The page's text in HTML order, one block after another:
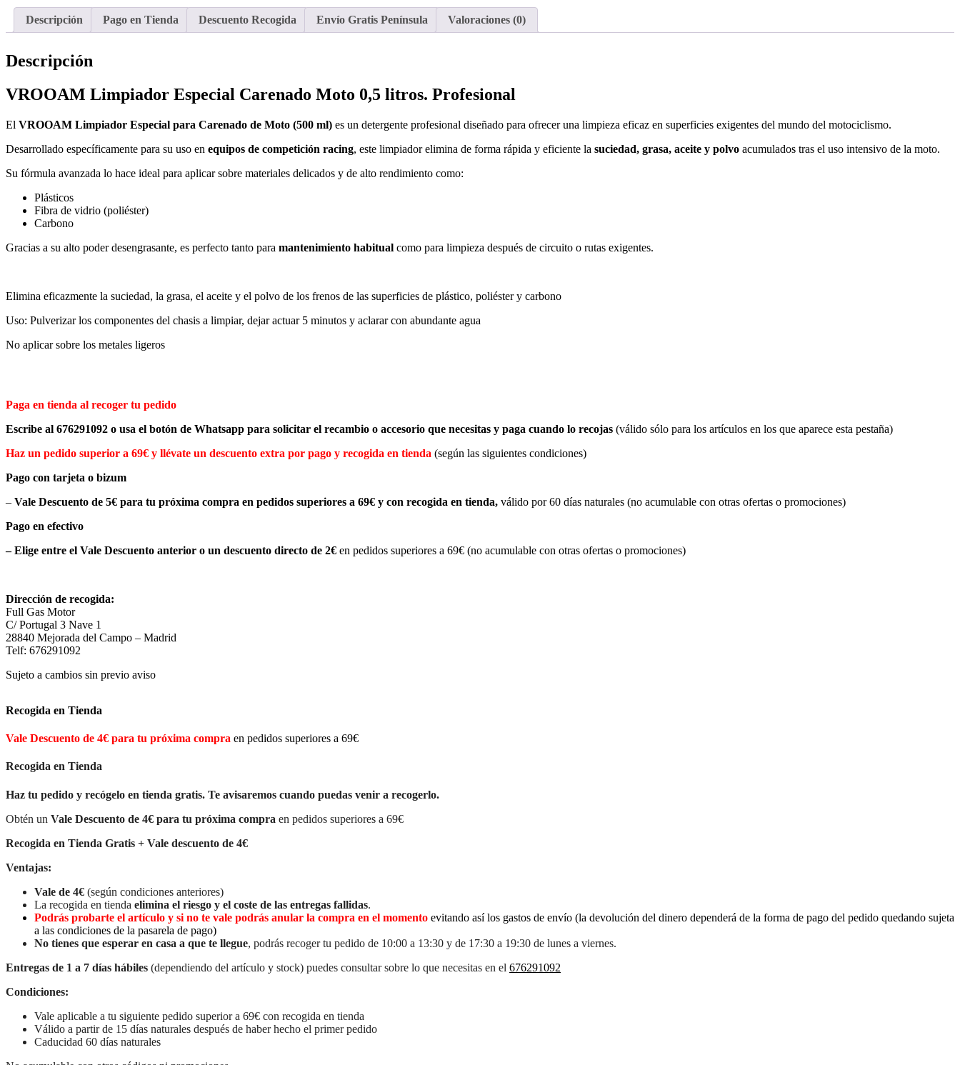
Descripción Pago en Tienda Descuento Recogida Envío Gratis Península Valoraciones (0)
Descripción
VROOAM Limpiador Especial Carenado Moto 0,5 litros. Profesional
El VROOAM Limpiador Especial para Carenado de Moto (500 ml) es un detergente profesional diseñado para ofrecer una limpieza eficaz en superficies exigentes del mundo del motociclismo.
Desarrollado específicamente para su uso en equipos de competición racing, este limpiador elimina de forma rápida y eficiente la suciedad, grasa, aceite y polvo acumulados tras el uso intensivo de la moto.
Su fórmula avanzada lo hace ideal para aplicar sobre materiales delicados y de alto rendimiento como:
Plásticos
Fibra de vidrio (poliéster)
Carbono
Gracias a su alto poder desengrasante, es perfecto tanto para mantenimiento habitual como para limpieza después de circuito o rutas exigentes.
Elimina eficazmente la suciedad, la grasa, el aceite y el polvo de los frenos de las superficies de plástico, poliéster y carbono
Uso: Pulverizar los componentes del chasis a limpiar, dejar actuar 5 minutos y aclarar con abundante agua
No aplicar sobre los metales ligeros
Paga en tienda al recoger tu pedido
Escribe al 676291092 o usa el botón de Whatsapp para solicitar el recambio o accesorio que necesitas y paga cuando lo recojas (válido sólo para los artículos en los que aparece esta pestaña)
Haz un pedido superior a 69€ y llévate un descuento extra por pago y recogida en tienda (según las siguientes condiciones)
Pago con tarjeta o bizum
– Vale Descuento de 5€ para tu próxima compra en pedidos superiores a 69€ y con recogida en tienda, válido por 60 días naturales (no acumulable con otras ofertas o promociones)
Pago en efectivo
– Elige entre el Vale Descuento anterior o un descuento directo de 2€ en pedidos superiores a 69€ (no acumulable con otras ofertas o promociones)
Dirección de recogida:
Full Gas Motor
C/ Portugal 3 Nave 1
28840 Mejorada del Campo – Madrid
Telf: 676291092
Sujeto a cambios sin previo aviso
Recogida en Tienda
Vale Descuento de 4€ para tu próxima compra en pedidos superiores a 69€
Recogida en Tienda
Haz tu pedido y recógelo en tienda gratis. Te avisaremos cuando puedas venir a recogerlo.
Obtén un Vale Descuento de 4€ para tu próxima compra en pedidos superiores a 69€
Recogida en Tienda Gratis + Vale descuento de 4€
Ventajas:
Vale de 4€ (según condiciones anteriores)
La recogida en tienda elimina el riesgo y el coste de las entregas fallidas.
Podrás probarte el artículo y si no te vale podrás anular la compra en el momento evitando así los gastos de envío (la devolución del dinero dependerá de la forma de pago del pedido quedando sujeta
a las condiciones de la pasarela de pago)
No tienes que esperar en casa a que te llegue, podrás recoger tu pedido de 10:00 a 13:30 y de 17:30 a 19:30 de lunes a viernes.
Entregas de 1 a 7 días hábiles (dependiendo del artículo y stock) puedes consultar sobre lo que necesitas en el 676291092
Condiciones:
Vale aplicable a tu siguiente pedido superior a 69€ con recogida en tienda
Válido a partir de 15 días naturales después de haber hecho el primer pedido
Caducidad 60 días naturales